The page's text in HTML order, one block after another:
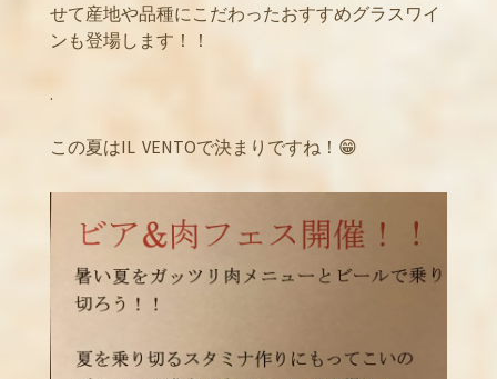
せて産地や品種にこだわったおすすめグラスワイ
ンも登場します！！
.
この夏はIL VENTOで決まりですね！😁